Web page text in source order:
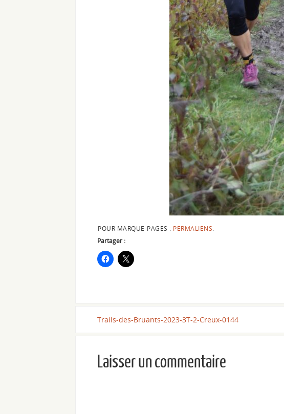
POUR MARQUE-PAGES : PERMALIENS
Partager :
Trails-des-Bruants-2023-3T-2-Creux-0144
Laisser un commentaire